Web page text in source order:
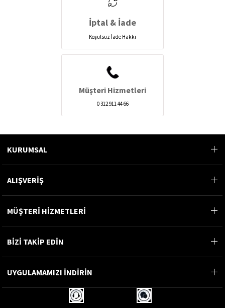
İptal & İade
Koşulsuz İade Hakkı
Müşteri Hizmetleri
0 312 911 44 66
KURUMSAL
ALIŞVERİŞ
MÜŞTERİ HİZMETLERİ
BİZİ TAKİP EDİN
UYGULAMAMIZI İNDİRİN